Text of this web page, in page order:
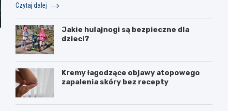
Czytaj dalej
Jakie hulajnogi są bezpieczne dla
dzieci?
Kremy łagodzące objawy atopowego
zapalenia skóry bez recepty